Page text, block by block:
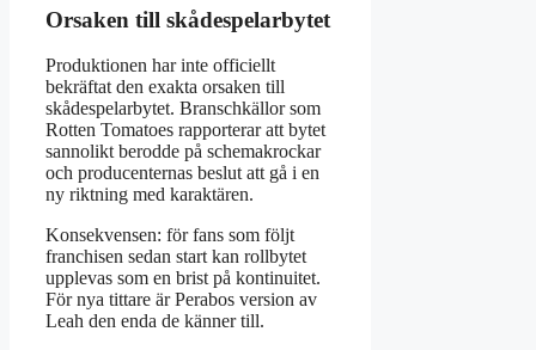
Orsaken till skådespelarbytet
Produktionen har inte officiellt
bekräftat den exakta orsaken till
skådespelarbytet. Branschkällor som
Rotten Tomatoes rapporterar att bytet
sannolikt berodde på schemakrockar
och producenternas beslut att gå i en
ny riktning med karaktären.
Konsekvensen: för fans som följt
franchisen sedan start kan rollbytet
upplevas som en brist på kontinuitet.
För nya tittare är Perabos version av
Leah den enda de känner till.